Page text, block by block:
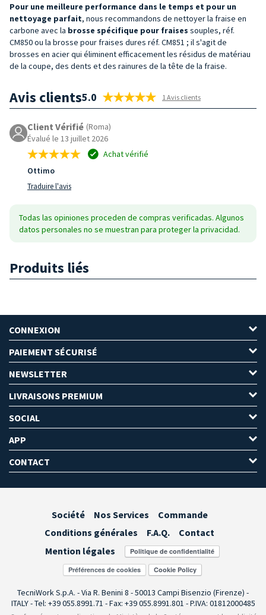
Pour une meilleure performance dans le temps et pour un
nettoyage parfait, nous recommandons de nettoyer la fraise en
carbone avec la brosse spécifique pour fraises souples, réf.
CM850 ou la brosse pour fraises dures réf. CM851 ; il s'agit de
brosses en acier qui éliminent efficacement les résidus de matériau
de la coupe, des dents et des rainures de la tête de la fraise.
Avis clients5.0 1 Avis clients
Client Vérifié (Roma)
Évalué le 13 juillet 2026
Achat vérifié
Ottimo
Traduire l'avis
Todas las opiniones proceden de compras verificadas. Algunos
datos personales no se muestran para proteger la privacidad.
Produits liés
CONNEXION
PAIEMENT SÉCURISÉ
NEWSLETTER
LIVRAISONS PREMIUM
SOCIAL
APP
CONTACT
Société Nos Services
Commande
Conditions générales
F.A.Q.
Contact
Mention légales
Préférences de cookies
TecniWork S.p.A. - Via R. Benini 8 - 50013 Campi Bisenzio (Firenze) -
ITALY - Tel: +39 055.8991.71 - Fax: +39 055.8991.801 - P.IVA: 01812000485